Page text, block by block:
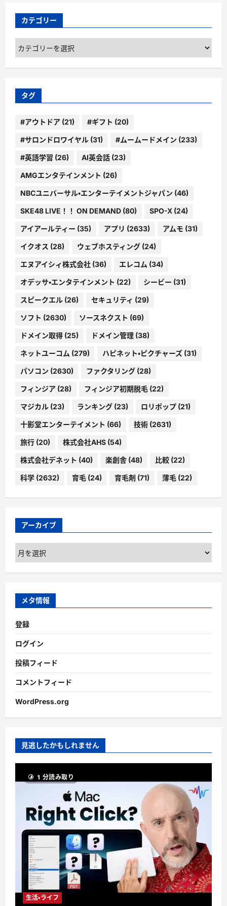
カテゴリー
カ
ゴ
ー
タグ
#アウトドア (21) #ギフト (20)
#サロンドロワイヤル (31) #ムームードメイン (233)
#英語学習 (26) AI英会話 (23)
AMGエンタテインメント (26)
NBCユニバーサル・エンターテイメントジャパン (46)
SKE48 LIVE！！ ON DEMAND (80) SPO-X (24)
アイアールティー (35) アプリ (2633) アムモ (31)
イクオス (28) ウェブホスティング (24)
エヌアイシィ株式会社 (36) エレコム (34)
オデッサ・エンタテインメント (22) シービー (31)
スピークエル (26) セキュリティ (29)
ソフト (2630) ソースネクスト (69)
ドメイン取得 (25) ドメイン管理 (38)
ネットユーコム (279) ハピネット・ピクチャーズ (31)
パソコン (2630) ファクタリング (28)
フィンジア (28) フィンジア初期脱毛 (22)
マジカル (23) ランキング (23) ロリポップ (21)
十影堂エンターテイメント (66) 技術 (2631)
旅行 (20) 株式会社AHS (54)
株式会社デネット (40) 楽創舎 (48) 比較 (22)
科学 (2632) 育毛 (24) 育毛剤 (71) 薄毛 (22)
アーカイブ
ア
ー
カ
ブ
メタ情報
登録
ログイン
投稿フィード
コメントフィード
WordPress.org
見逃したかもしれません
1 分読み取り
生活・ライフ